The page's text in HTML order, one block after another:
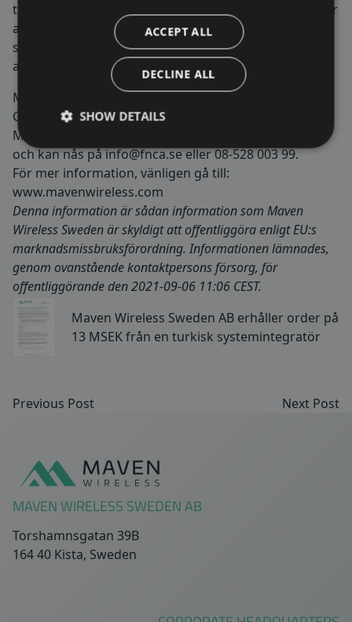
tunnelbanor, arenor, byggnader och mer. Vi brinner för
att göra samhället och våra kunders och
slutanvändares liv bättre, enklare och säkrare genom
att leverera 100% trådlös täckning.
Maven Wireless är noterat på Nasdaq First North
Growth Market och aktien handlas med kortnamn
MAVEN. FNCA Sweden AB är utsedd Certified Adviser
och kan nås påinfo@fnca.seeller 08-528 003 99.
För mer information, vänligen gå till:
www.mavenwireless.com
Denna information är sådan information som Maven
Wireless Sweden är skyldigt att offentliggöra enligt EU:s
marknadsmissbruksförordning. Informationen lämnades,
genom ovanstående kontaktpersons försorg, för
offentliggörande den 2021-09-06 11:06 CEST.
Maven Wireless Sweden AB erhåller order på
13 MSEK från en turkisk systemintegratör
Previous Post Next Post
MAVEN WIRELESS SWEDEN AB
Torshamnsgatan 39B
164 40 Kista, Sweden
ACCEPT ALL
DECLINE ALL
SHOW DETAILS